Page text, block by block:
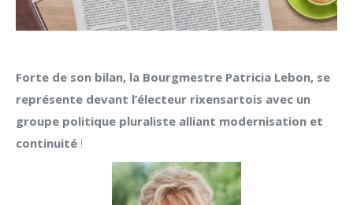
Forte de son bilan, la Bourgmestre Patricia Lebon, se
représente devant l’électeur rixensartois avec un
groupe politique pluraliste alliant modernisation et
continuité !